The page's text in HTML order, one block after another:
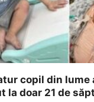
copil din lume
la doar 21 de